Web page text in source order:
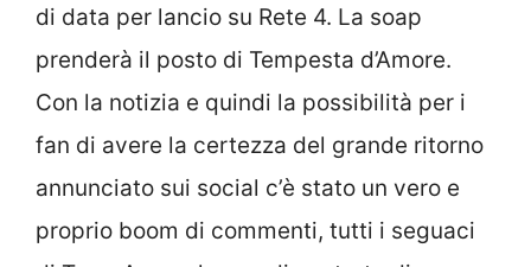
di data per lancio su Rete 4. La soap
prenderà il posto di Tempesta d’Amore.
Con la notizia e quindi la possibilità per i
fan di avere la certezza del grande ritorno
annunciato sui social c’è stato un vero e
proprio boom di commenti, tutti i seguaci